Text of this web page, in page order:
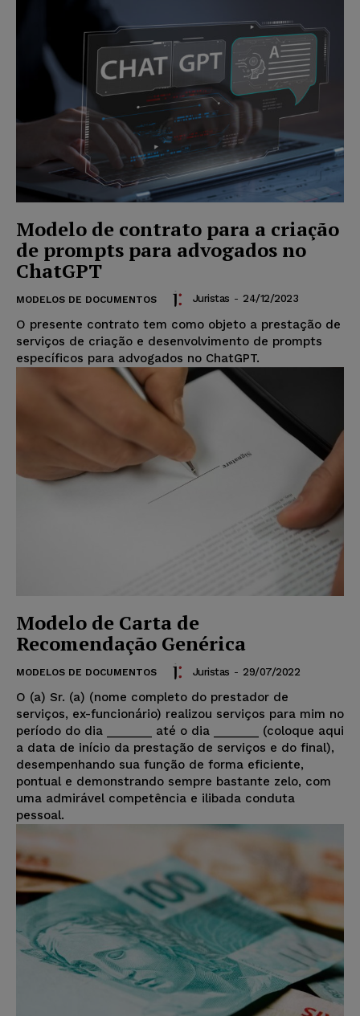
Modelo de contrato para a criação
de prompts para advogados no
ChatGPT
MODELOS DE DOCUMENTOS Juristas - 24/12/2023
O presente contrato tem como objeto a prestação de
serviços de criação e desenvolvimento de prompts
específicos para advogados no ChatGPT.
Modelo de Carta de
Recomendação Genérica
MODELOS DE DOCUMENTOS Juristas - 29/07/2022
O (a) Sr. (a) (nome completo do prestador de
serviços, ex-funcionário) realizou serviços para mim no
período do dia _______ até o dia _______ (coloque aqui
a data de início da prestação de serviços e do final),
desempenhando sua função de forma eficiente,
pontual e demonstrando sempre bastante zelo, com
uma admirável competência e ilibada conduta
pessoal.